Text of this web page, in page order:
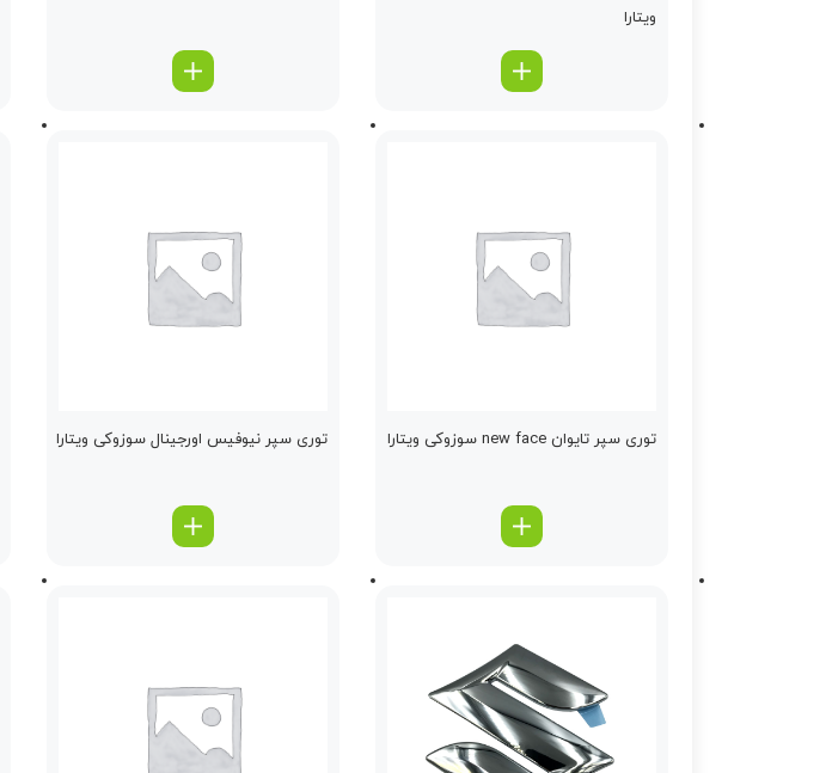
ویتارا
توری سپر تایوان new face سوزوکی ویتارا توری سپر نیوفیس اورجینال سوزوکی ویتارا